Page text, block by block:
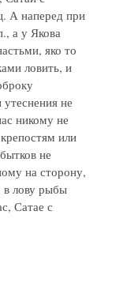
А наперед при
а у Якова
яко то
ловить, и
не
никому не
или
не
на сторону,
лову рыбы
Сатае с